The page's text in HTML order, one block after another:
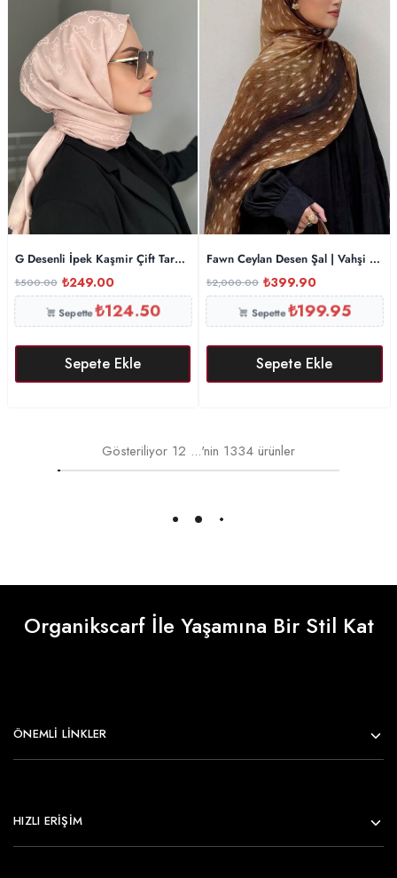
G Desenli İpek Kaşmir Çift Taraflı Şal 440344 – Pembe
₺500.00 ₺249.00
Sepette₺124.50
Sepete Ekle
Fawn Ceylan Desen Şal | Vahşi
₺2,000.00 ₺399.90
Sepette₺199.95
Sepete Ekle
Gösteriliyor 12 ...'nin 1334 ürünler
Daha Fazlasını Yükle
Organikscarf İle Yaşamına Bir Stil Kat
ÖNEMLI LINKLER
HIZLI ERİŞİM